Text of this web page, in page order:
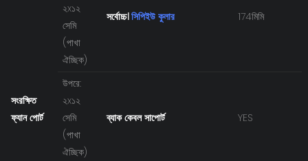
সংরক্ষিত
ফ্যান পোর্ট
২x১২
সেমি
(পাখা
ঐচ্ছিক)
সর্বোচ্চ।সিপিইউ কুলার 174মিমি
উপরে:
২x১২
সেমি
(পাখা
ঐচ্ছিক)
ব্যাক কেবল সাপোর্ট YES